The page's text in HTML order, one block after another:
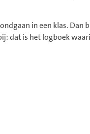
in een klas. Dan
dat is het logboek